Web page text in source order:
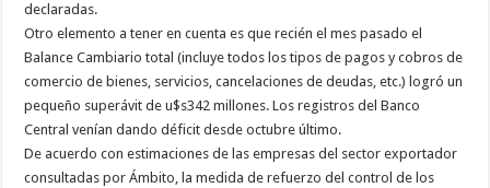
declaradas.
Otro elemento a tener en cuenta es que recién el mes pasado el
Balance Cambiario total (incluye todos los tipos de pagos y cobros de
comercio de bienes, servicios, cancelaciones de deudas, etc.) logró un
pequeño superávit de u$s342 millones. Los registros del Banco
Central venían dando déficit desde octubre último.
De acuerdo con estimaciones de las empresas del sector exportador
consultadas por Ámbito, la medida de refuerzo del control de los